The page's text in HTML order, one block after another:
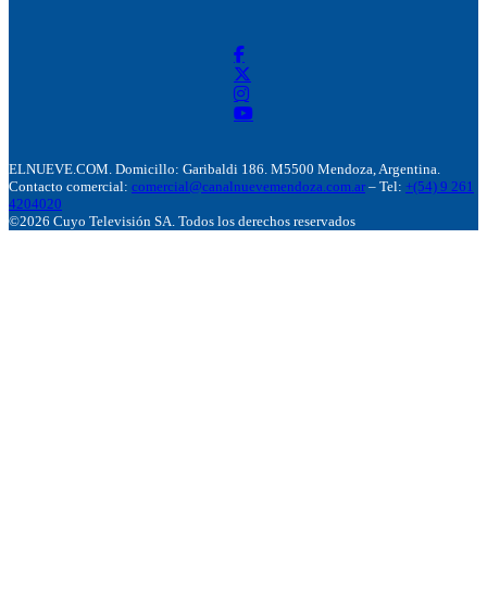
ELNUEVE.COM. Domicillo: Garibaldi 186. M5500 Mendoza, Argentina.
Contacto comercial: comercial@canalnuevemendoza.com.ar – Tel: +(54) 9 261
4204020
©2026 Cuyo Televisión SA. Todos los derechos reservados